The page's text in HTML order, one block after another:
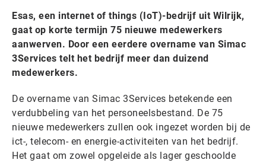
Esas, een internet of things (IoT)-bedrijf uit Wilrijk,
gaat op korte termijn 75 nieuwe medewerkers
aanwerven. Door een eerdere overname van Simac
3Services telt het bedrijf meer dan duizend
medewerkers.
De overname van Simac 3Services betekende een
verdubbeling van het personeelsbestand. De 75
nieuwe medewerkers zullen ook ingezet worden bij de
ict-, telecom- en energie-activiteiten van het bedrijf.
Het gaat om zowel opgeleide als lager geschoolde